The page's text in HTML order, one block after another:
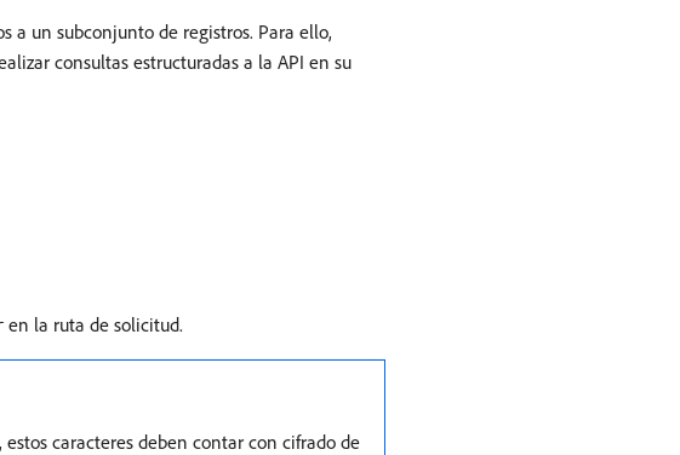
a un subconjunto de registros. Para ello,
consultas estructuradas a la API en su
en la ruta de solicitud.
caracteres deben contar con cifrado de